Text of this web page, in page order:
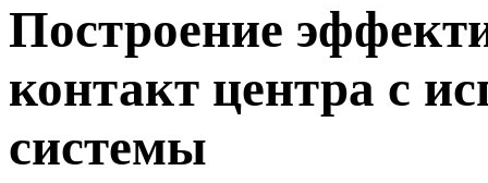
Построение
контакт центра с
системы